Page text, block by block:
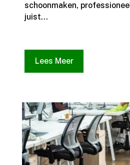
schoonmaken,
juist...
Lees Meer